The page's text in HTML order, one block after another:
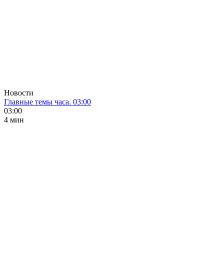
Новости
Главные темы часа. 03:00
03:00
4 мин